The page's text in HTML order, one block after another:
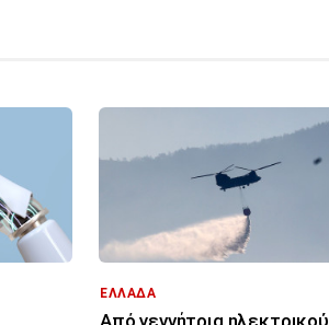
ΕΛΛΑΔΑ
Από γεννήτρια ηλεκτρικού